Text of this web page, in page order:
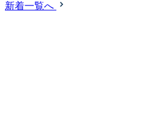
新着一覧へ